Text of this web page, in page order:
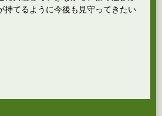
持てるように今後も見守ってきたい